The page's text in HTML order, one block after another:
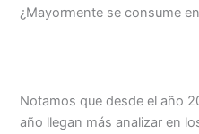
¿Mayormente se consume
Notamos que desde el año
año llegan más analizar en